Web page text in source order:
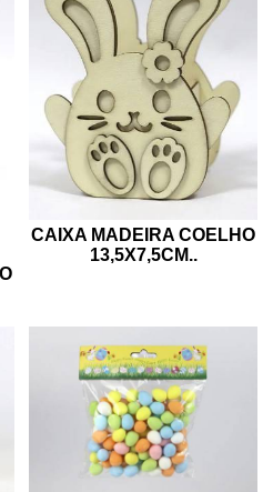
CAIXA MADEIRA COELHO
13,5X7,5CM..